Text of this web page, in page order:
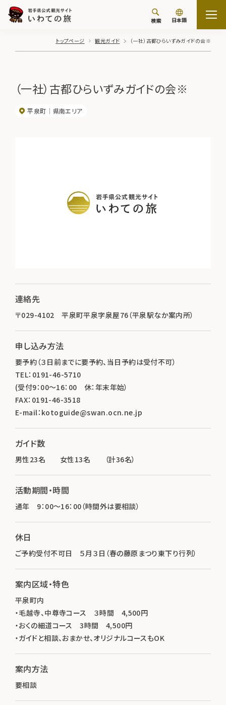
検索 日本語
トップページ 観光ガイド （一社）古都ひらいずみガイドの会※
（一社）古都ひらいずみガイドの会※
平泉町 県南エリア
連絡先
〒029-4102 平泉町平泉字泉屋76（平泉駅なか案内所）
申し込み方法
要予約（３日前までに要予約、当日予約は受付不可）
TEL：0191-46-5710
(受付9：00～16：00 休：年末年始）
FAX：0191-46-3518
E-mail：kotoguide@swan.ocn.ne.jp
ガイド数
男性23名 女性13名 （計36名）
活動期間・時間
通年 9：00～16：00（時間外は要相談）
休日
ご予約受付不可日 ５月３日（春の藤原まつり東下り行列）
案内区域・特色
平泉町内
・毛越寺、中尊寺コース ３時間 4,500円
・おくの細道コース 3時間 4,500円
・ガイドと相談、おまかせ、オリジナルコースもOK
案内方法
要相談